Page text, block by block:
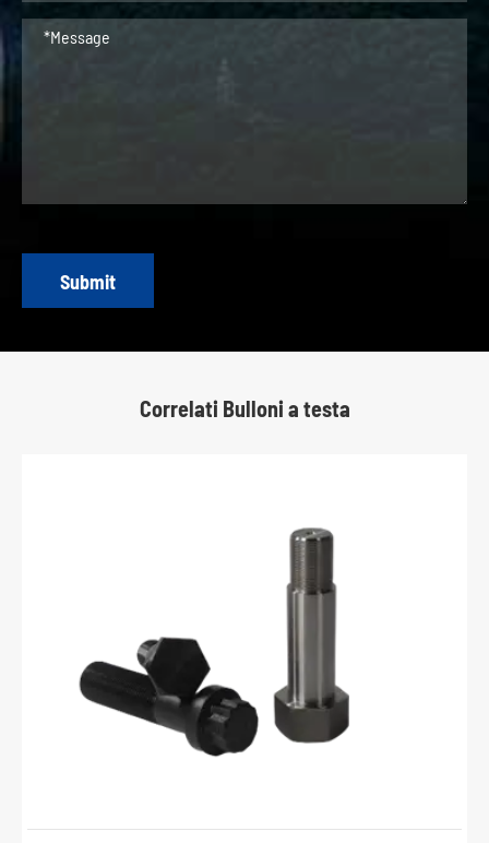
Submit
Correlati Bulloni a testa